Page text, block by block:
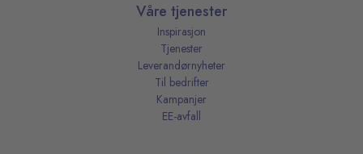
Våre tjenester
Inspirasjon
Tjenester
Leverandørnyheter
Til bedrifter
Kampanjer
EE-avfall